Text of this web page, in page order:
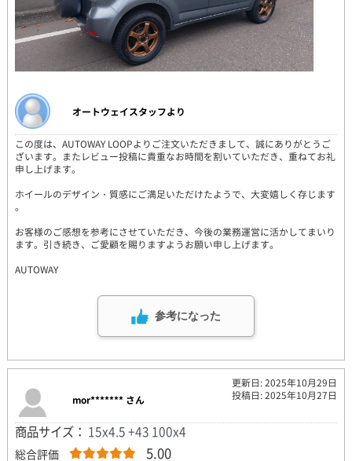
オートウェイスタッフより
この度は、AUTOWAY LOOPよりご注文いただきまして、誠にありがとうご
ざいます。またレビュー投稿に貴重なお時間を割いていただき、重ねてお礼
申し上げます。
ホイールのデザイン・質感にご満足いただけたようで、大変嬉しく存じます
。
お客様のご感想を参考にさせていただき、今後の業務運営に活かしてまいり
ます。引き続き、ご愛顧を賜りますようお願い申し上げます。
AUTOWAY
参考になった
更新日: 2025年10月29日
投稿日: 2025年10月27日
mor******* さん
商品サイズ： 15x4.5 +43 100x4
総合評価 5.00